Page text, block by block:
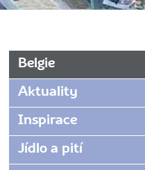
Belgie
Aktuality
Inspirace
Jídlo a pití